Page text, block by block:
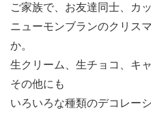
ご家族で、お友達同士、カ
ニューモンブランのクリス
か。
生クリーム、生チョコ、キ
その他にも
いろいろな種類のデコレー